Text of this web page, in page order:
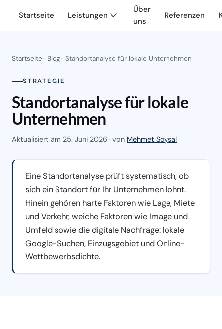
Startseite Leistungen
Über
uns
Referenzen
Startseite Blog Standortanalyse für lokale Unternehmen
STRATEGIE
Standortanalyse für lokale
Unternehmen
Aktualisiert am 25. Juni 2026 · von Mehmet Soysal
Eine Standortanalyse prüft systematisch, ob
sich ein Standort für Ihr Unternehmen lohnt.
Hinein gehören harte Faktoren wie Lage, Miete
und Verkehr, weiche Faktoren wie Image und
Umfeld sowie die digitale Nachfrage: lokale
Google-Suchen, Einzugsgebiet und Online-
Wettbewerbsdichte.